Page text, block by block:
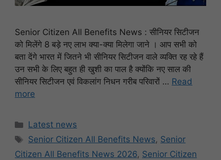
Senior Citizen All Benefits News : सीनियर सिटीजन
को मिलेंगे 8 बड़े नए लाभ क्या-क्या मिलेगा जाने । आप सभी को
बता देंगे भारत में जितने भी सीनियर सिटीजन वाले व्यक्ति रह रहे हैं
उन सभी के लिए बहुत ही खुशी का पाल है क्योंकि नए साल की
सीनियर सिटीजन एवं विकलांग निधन गरीब परिवारों … Read
more
Categories
Latest news
Tags
Senior Citizen All Benefits News, Senior
Citizen All Benefits News 2026, Senior Citizen